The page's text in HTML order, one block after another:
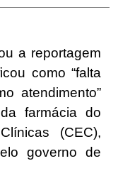
a reportagem
como “falta
atendimento”
farmácia do
(CEC),
governo de